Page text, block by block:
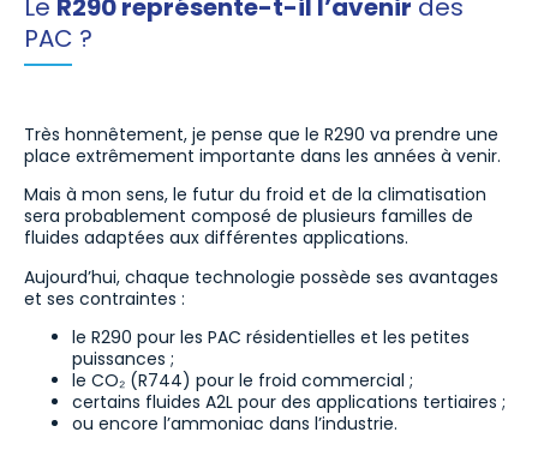
Le R290 représente-t-il l’avenir des
PAC ?
Très honnêtement, je pense que le R290 va prendre une
place extrêmement importante dans les années à venir.
Mais à mon sens, le futur du froid et de la climatisation
sera probablement composé de plusieurs familles de
fluides adaptées aux différentes applications.
Aujourd’hui, chaque technologie possède ses avantages
et ses contraintes :
le R290 pour les PAC résidentielles et les petites
puissances ;
le CO₂ (R744) pour le froid commercial ;
certains fluides A2L pour des applications tertiaires ;
ou encore l’ammoniac dans l’industrie.